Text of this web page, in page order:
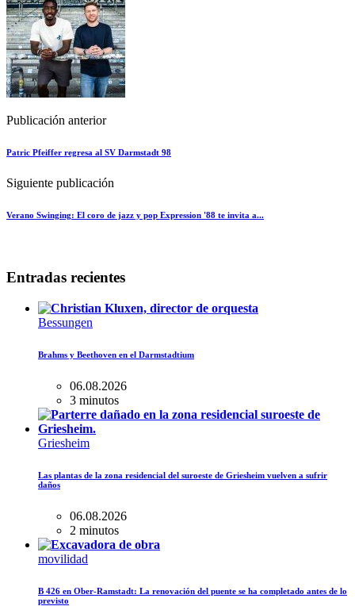
Publicación anterior
Patric Pfeiffer regresa al SV Darmstadt 98
Siguiente publicación
Verano Swinging: El coro de jazz y pop Expression '88 te invita a...
Entradas recientes
Bessungen
Brahms y Beethoven en el Darmstadtium
06.08.2026
3 minutos
Griesheim
Las plantas de la zona residencial del suroeste de Griesheim vuelven a sufrir
daños
06.08.2026
2 minutos
movilidad
B 426 en Ober-Ramstadt: La renovación del puente se ha completado antes de lo
previsto